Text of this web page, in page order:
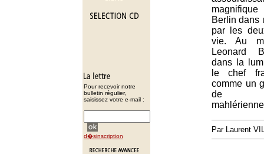
Pour recevoir notre
bulletin régulier,
saisissez votre e-mail :
d�sinscription
Berlin dans
par les
vie. Au
Leonard
dans la
le chef
comme un
de
Par Laurent